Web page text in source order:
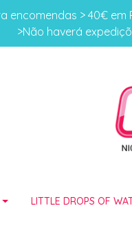
encomendas > 40€
>Não haverá
LITTLE DROPS OF